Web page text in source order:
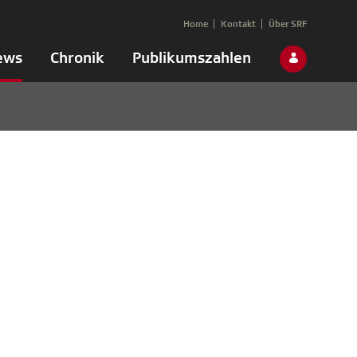
Chronik Publikumszahlen
Home Kontakt Über SRF